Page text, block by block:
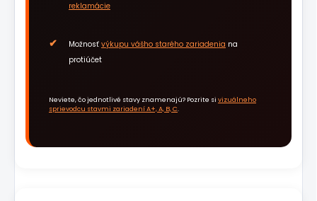
reklamácie
Možnosť výkupu vášho starého zariadenia na
protiúčet
Neviete, čo jednotlivé stavy znamenajú? Pozrite si vizuálneho
sprievodcu stavmi zariadení A+, A, B, C.